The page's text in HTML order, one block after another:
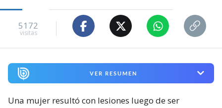
5172
visitas
VER RESUMEN
Una mujer resultó con lesiones luego de ser